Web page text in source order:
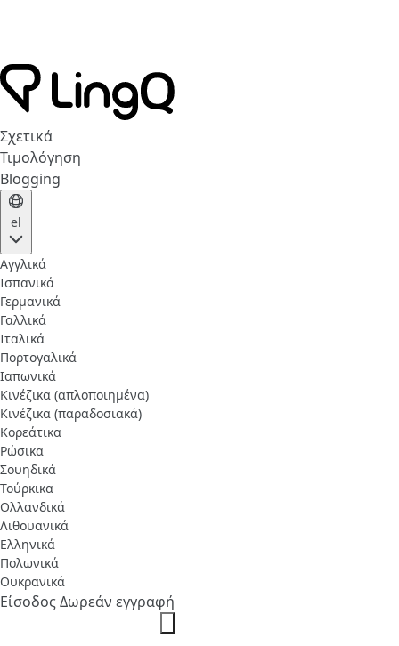
Σχετικά
Τιμολόγηση
Blogging
el
Αγγλικά
Ισπανικά
Γερμανικά
Γαλλικά
Ιταλικά
Πορτογαλικά
Ιαπωνικά
Κινέζικα (απλοποιημένα)
Κινέζικα (παραδοσιακά)
Κορεάτικα
Ρώσικα
Σουηδικά
Τούρκικα
Ολλανδικά
Λιθουανικά
Ελληνικά
Πολωνικά
Ουκρανικά
ΕίσοδοςΔωρεάν εγγραφή